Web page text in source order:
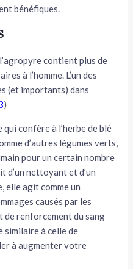
bénéfiques.
contient plus de
à l’homme. L’un des
(et importants) dans
)
confère à l’herbe de blé
d’autres légumes verts,
pour un certain nombre
d’un nettoyant et d’un
agit comme un
causés par les
de renforcement du sang
similaire à celle de
à augmenter votre